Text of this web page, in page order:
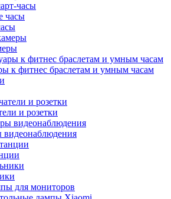
часы
к фитнес браслетам и умным часам
и розетки
видеонаблюдения
для мониторов